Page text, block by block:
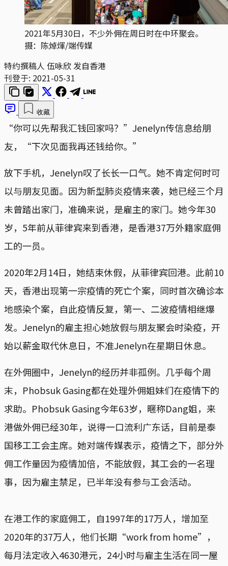
2021年5月30日，不少外佣在周日时在中环聚会。
摄：陈焯煇/端传媒
特约撰稿人 伍咏欣 发自香港
刊登于: 2021-05-31
收藏
“你可以先帮我汇钱回家吗？”Jenelyn传信息给朋
友，“下次见面我再还钱给你。”
放下手机，Jenelyn叹了长长一口气。她不肯定何时可
以与朋友见面。因为新型肺炎疫情来袭，她已经三个月
未曾踏出家门，准确来说，是雇主的家门。她今年30
岁，5年前从菲律宾来到香港，是香港37万外籍家庭佣
工的一员。
2020年2月14日，她结束休假，从菲律宾回港。此前10
天，香港出现第一宗疫情的死亡个案，同时首次确诊本
地感染个案，自此疫情反复，第一、二波疫情相继爆
发。Jenelyn的雇主担心她放假与朋友聚会时染疫，开
始以薪金取代休息日，不准Jenelyn在星期日休息。
在外佣圈中，Jenelyn的经历并非孤例。几乎每个周
末，Phobsuk Gasing都在处理外佣姐妹们在疫情下的
求助。Phobsuk Gasing今年63岁，暱称Dang姐，来
港做外佣已经30年，说得一口流利广东话，目前是泰
国移工工会主席。她对端传媒表示，疫情之下，部分外
佣工作量因为疫情加倍，不能放假，其工会的一名理
事，因为雇主禁足，已半年没有参与工会活动。
在港工作的家庭佣工，自1997年的17万人，增加至
2020年的37万人，他们长期“work from home”，
每月法定收入4630港元，24小时与雇主生活在同一屋